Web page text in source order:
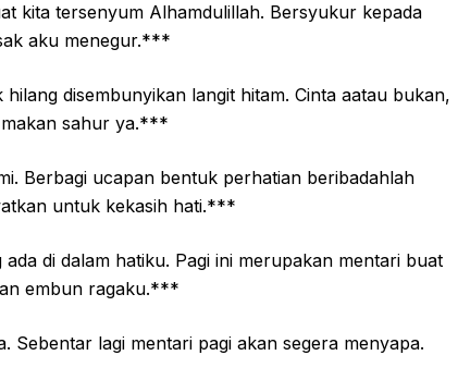
kita tersenyum Alhamdulillah. Bersyukur kepada
aku menegur.***
disembunyikan langit hitam. Cinta aatau bukan,
sahur ya.***
Berbagi ucapan bentuk perhatian beribadahlah
untuk kekasih hati.***
di dalam hatiku. Pagi ini merupakan mentari buat
embun ragaku.***
lagi mentari pagi akan segera menyapa.